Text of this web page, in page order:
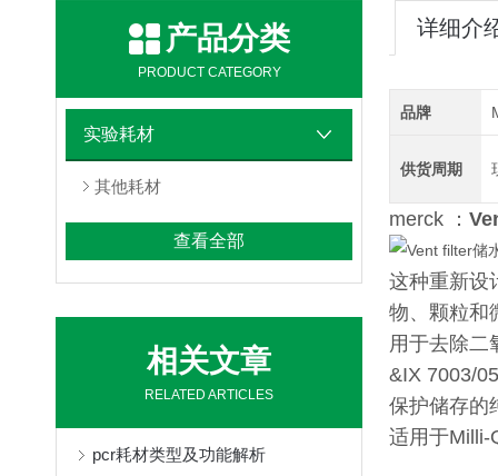
产品分类
PRODUCT CATEGORY
实验耗材
其他耗材
查看全部
相关文章
RELATED ARTICLES
pcr耗材类型及功能解析
详细介
品牌
供货周期
merck ：
这种重新设
物、颗粒和
用于去除二
&IX 7003/
保护储存的
适用于Milli-